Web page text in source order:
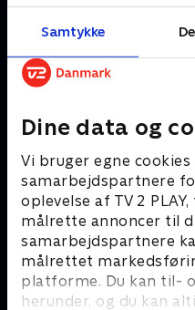
Samtykke
Dine data og
Vi bruger egne
samarbejdspartnere
oplevelse af TV 2
målrette annoncer til
samarbejdspartnere
målrettet
platforme. Du kan til-
herunder, og du kan
Adira søger videre efter vigtig
Andre så også
Doc Martin
Drama • 10 sæsoner